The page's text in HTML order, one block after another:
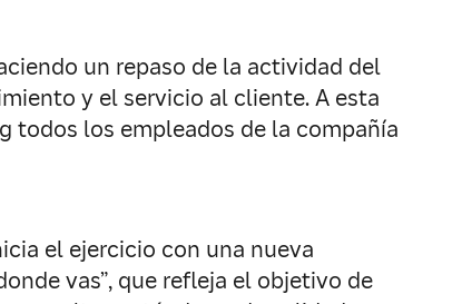
un repaso de la actividad del
y el servicio al cliente. A esta
todos los empleados de la compañía
el ejercicio con una nueva
vas”, que refleja el objetivo de